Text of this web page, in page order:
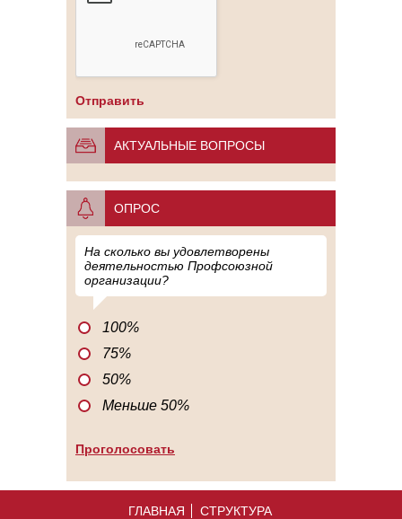
АКТУАЛЬНЫЕ ВОПРОСЫ
ОПРОС
На сколько вы удовлетворены
деятельностью Профсоюзной
организации?
100%
75%
50%
Меньше 50%
ГЛАВНАЯ СТРУКТУРА